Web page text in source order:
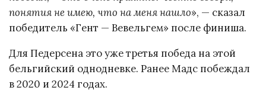
понятия не имею, что на меня нашло», — сказал
победитель «Гент — Вевельгем» после финиша.
Для Педерсена это уже третья победа на этой
бельгийский однодневке. Ранее Мадс побеждал
в 2020 и 2024 годах.